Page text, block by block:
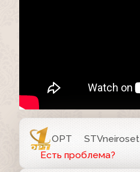
ОРТ STVneiroset
Есть проблема?